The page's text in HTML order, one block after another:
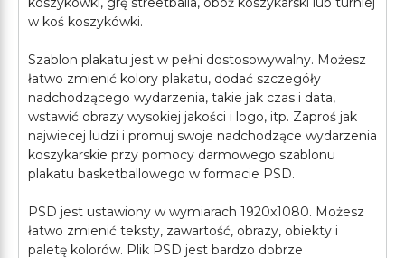
w koś koszykówki.
Szablon plakatu jest w pełni dostosowywalny. Możesz
łatwo zmienić kolory plakatu, dodać szczegóły
nadchodzącego wydarzenia, takie jak czas i data,
wstawić obrazy wysokiej jakości i logo, itp. Zaproś jak
najwiecej ludzi i promuj swoje nadchodzące wydarzenia
koszykarskie przy pomocy darmowego szablonu
plakatu basketballowego w formacie PSD.
PSD jest ustawiony w wymiarach 1920x1080. Możesz
łatwo zmienić teksty, zawartość, obrazy, obiekty i
paletę kolorów. Plik PSD jest bardzo dobrze